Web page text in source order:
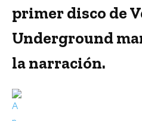
primer disco de
Underground
la narración.